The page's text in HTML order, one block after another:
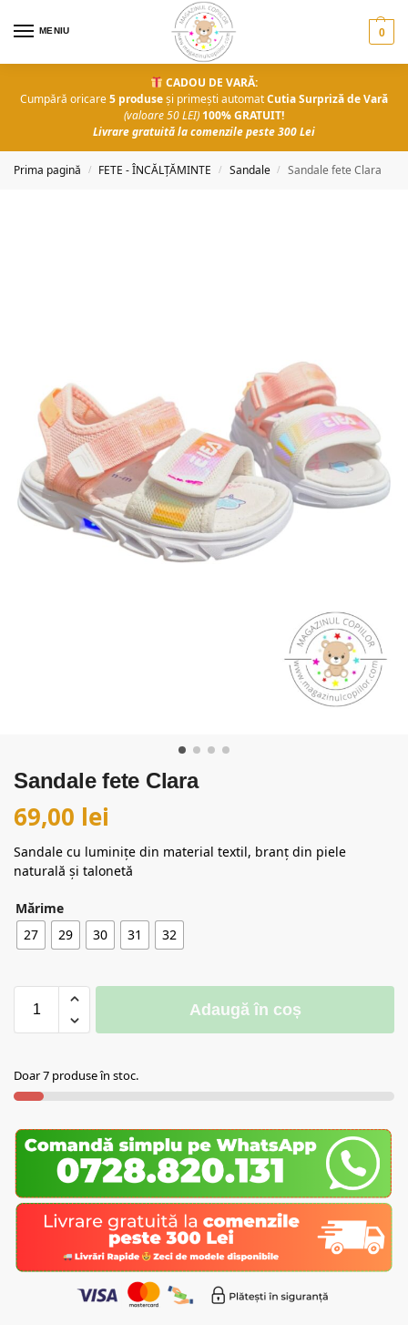
MENIU 0
CADOU DE VARĂ:
Cumpără oricare5 produseși primești automatCutia Surpriză de Vară
(valoare 50 LEI) 100% GRATUIT!
Livrare gratuită la comenzile peste 300 Lei
Prima pagină / FETE - ÎNCĂLȚĂMINTE / Sandale / Sandale fete Clara
Sandale fete Clara
69,00 lei
Sandale cu luminițe din material textil, branț din piele
naturală și talonetă
Mărime
27
29 30 31 32
Adaugă în coș
Doar 7 produse în stoc.